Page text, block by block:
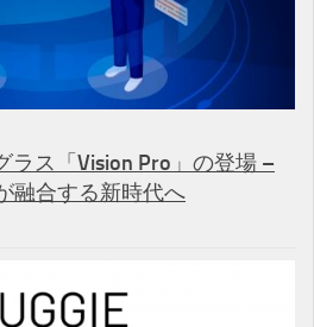
ラス「Vision Pro」の登場 –
融合する新時代へ